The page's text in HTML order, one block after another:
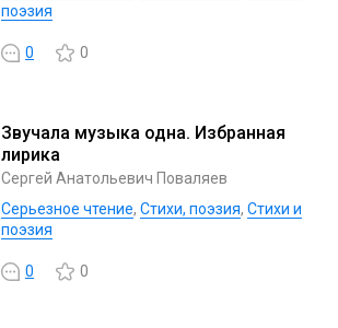
поэзия
0 0
Звучала музыка одна. Избранная
лирика
Сергей Анатольевич Поваляев
Серьезное чтение, Cтихи, поэзия, Стихи и
поэзия
0 0